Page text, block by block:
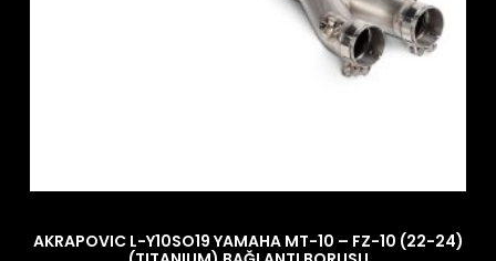
AKRAPOVIC L-Y10SO19 YAMAHA MT-10 – FZ-10 (22-24)